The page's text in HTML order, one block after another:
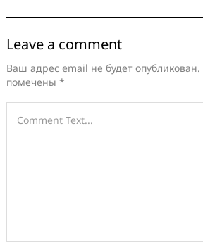
Leave a comment
Ваш адрес email не будет опубликован.
помечены *